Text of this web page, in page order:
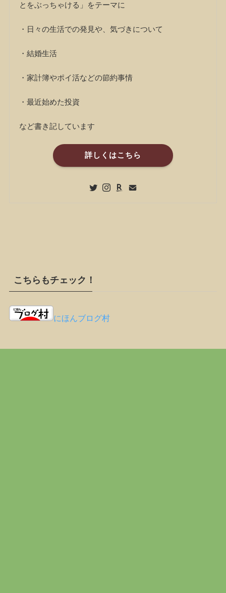
とをぶっちゃける」をテーマに
・日々の生活での発見や、気づきについて
・結婚生活
・家計簿やポイ活などの節約事情
・最近始めた投資
など書き記しています
詳しくはこちら
こちらもチェック！
にほんブログ村